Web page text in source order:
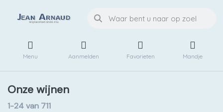
Menu Aanmelden Favorieten Mandje
Onze wijnen
1-24van 711